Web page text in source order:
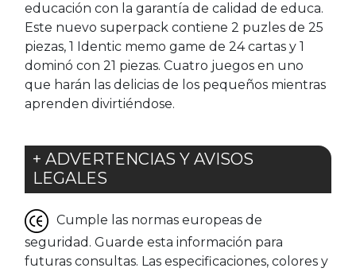
educación con la garantía de calidad de educa.
Este nuevo superpack contiene 2 puzles de 25
piezas, 1 Identic memo game de 24 cartas y 1
dominó con 21 piezas. Cuatro juegos en uno
que harán las delicias de los pequeños mientras
aprenden divirtiéndose.
+ ADVERTENCIAS Y AVISOS
LEGALES
Cumple las normas europeas de
seguridad. Guarde esta información para
futuras consultas. Las especificaciones, colores y